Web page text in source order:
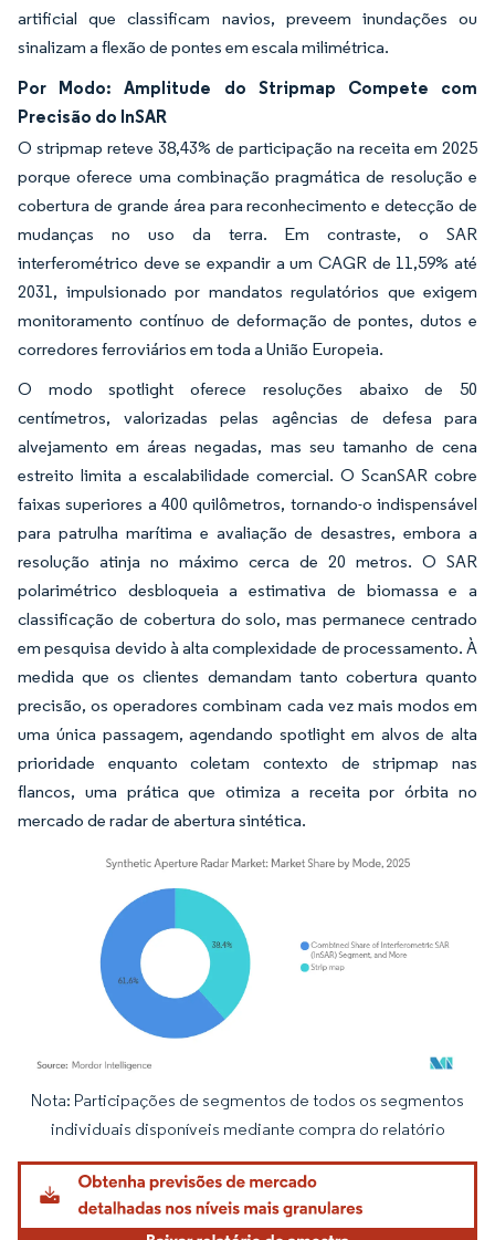
artificial que classificam navios, preveem inundações ou
sinalizam a flexão de pontes em escala milimétrica.
Por Modo: Amplitude do Stripmap Compete com
Precisão do InSAR
O stripmap reteve 38,43% de participação na receita em 2025
porque oferece uma combinação pragmática de resolução e
cobertura de grande área para reconhecimento e detecção de
mudanças no uso da terra. Em contraste, o SAR
interferométrico deve se expandir a um CAGR de 11,59% até
2031, impulsionado por mandatos regulatórios que exigem
monitoramento contínuo de deformação de pontes, dutos e
corredores ferroviários em toda a União Europeia.
O modo spotlight oferece resoluções abaixo de 50
centímetros, valorizadas pelas agências de defesa para
alvejamento em áreas negadas, mas seu tamanho de cena
estreito limita a escalabilidade comercial. O ScanSAR cobre
faixas superiores a 400 quilômetros, tornando-o indispensável
para patrulha marítima e avaliação de desastres, embora a
resolução atinja no máximo cerca de 20 metros. O SAR
polarimétrico desbloqueia a estimativa de biomassa e a
classificação de cobertura do solo, mas permanece centrado
em pesquisa devido à alta complexidade de processamento. À
medida que os clientes demandam tanto cobertura quanto
precisão, os operadores combinam cada vez mais modos em
uma única passagem, agendando spotlight em alvos de alta
prioridade enquanto coletam contexto de stripmap nas
flancos, uma prática que otimiza a receita por órbita no
mercado de radar de abertura sintética.
Imagem © Mordor Intelligence. O reuso requer atribuição conforme CC BY 4.0.
Nota: Participações de segmentos de todos os segmentos
individuais disponíveis mediante compra do relatório